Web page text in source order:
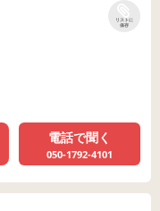
リストに
保存
電話で聞く
050-1792-4101